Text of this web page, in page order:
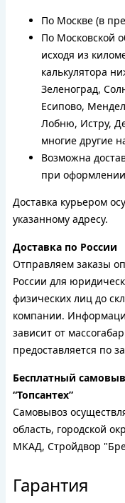
По Москве (в
По Московской
исходя из
калькулятора
Зеленоград,
Есипово,
Лобню, Истру,
многие другие
Возможна
при оформлении
Доставка курьером
указанному адресу.
Доставка по России
Отправляем заказы
России для
физических лиц до
компании.
зависит от
предоставляется по
Бесплатный
“Топсантех”
Самовывоз
область, городской
МКАД, Стройдвор
Гарантия